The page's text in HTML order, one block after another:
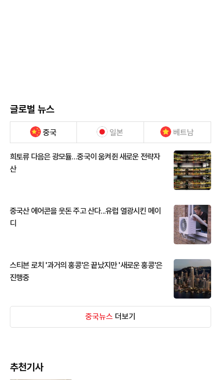
글로벌 뉴스
중국 일본 베트남
희토류 다음은 광모듈…중국이 움켜쥔 새로운 전략자
산
중국산 에어콘을 웃돈 주고 산다...유럽 열광시킨 메이
디
스티븐 로치 '과거의 홍콩'은 끝났지만 '새로운 홍콩'은
진행중
중국뉴스 더보기
추천기사